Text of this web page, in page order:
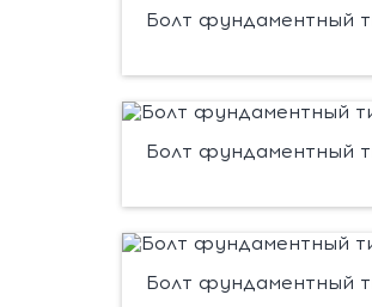
Болт фундаментный
Болт фундаментный
Болт фундаментный